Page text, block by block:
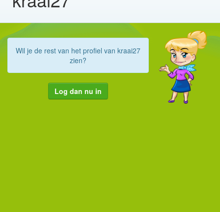
Wil je de rest van het profiel van kraai27
zien?
Log dan nu in